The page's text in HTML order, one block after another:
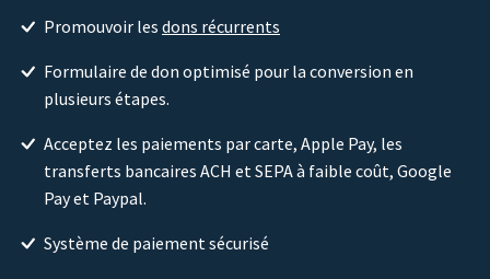
Promouvoir les dons récurrents
Formulaire de don optimisé pour la conversion en
plusieurs étapes.
Acceptez les paiements par carte, Apple Pay, les
transferts bancaires ACH et SEPA à faible coût, Google
Pay et Paypal.
Système de paiement sécurisé